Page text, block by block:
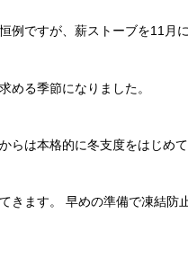
例ですが、薪ストーブを11月
める季節になりました。
らは本格的に冬支度をはじめ
きます。 早めの準備で凍結防